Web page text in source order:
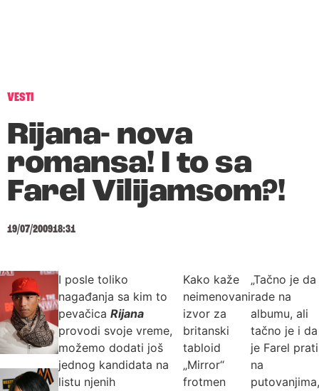
VESTI
Rijana- nova
romansa! I to sa
Farel Vilijamsom?!
19/07/200918:31
I posle toliko
nagađanja sa kim to
pevačica Rijana
provodi svoje vreme,
možemo dodati još
jednog kandidata na
listu njenih
Kako kaže
neimenovani
izvor za
britanski
tabloid
„Mirror“
frotmen
„Tačno je da
rade na
albumu, ali
tačno je i da
je Farel prati
na
putovanjima,